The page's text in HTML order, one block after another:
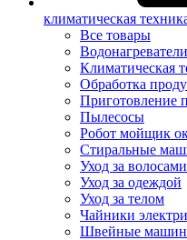
климатическая
Все товары
Климатическая
Обработка
Приготовление
Пылесосы
Робот мойщик
Стиральные
Уход за волосами
Уход за одеждой
Уход за телом
Чайники
Швейные